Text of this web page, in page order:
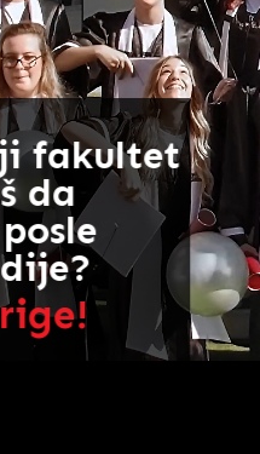
fakultet
da